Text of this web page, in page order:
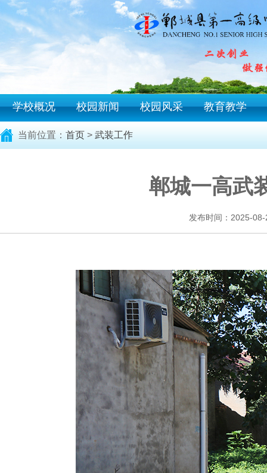
学校概况 校园新闻 校园风采 教育教学
当前位置： 首页 > 武装工作
郸城一高武
发布时间：2025-